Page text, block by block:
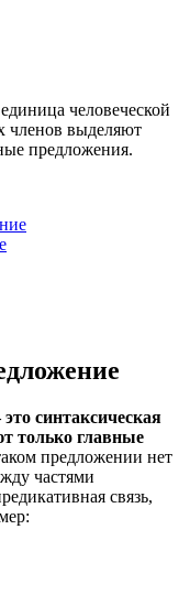
человеческой
членов выделяют
предложения.
синтаксическая
только главные
предложении нет
частями
связь,